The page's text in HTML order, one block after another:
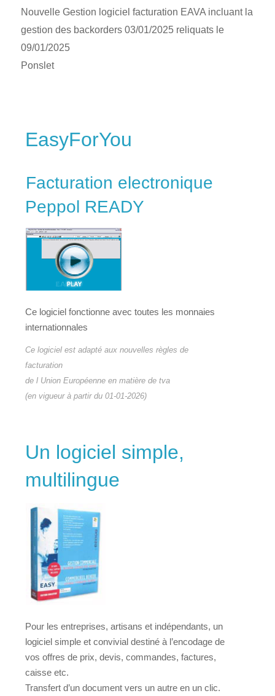
Nouvelle Gestion logiciel facturation EAVA incluant la
gestion des backorders 03/01/2025 reliquats le
09/01/2025
Ponslet
EasyForYou
Facturation electronique
Peppol READY
Ce logiciel fonctionne avec toutes les monnaies
internationnales
Ce logiciel est adapté aux nouvelles règles de
facturation
de l Union Européenne en matière de tva
(en vigueur à partir du 01-01-2026)
Un logiciel simple,
multilingue
Pour les entreprises, artisans et indépendants, un
logiciel simple et convivial destiné à l’encodage de
vos offres de prix, devis, commandes, factures,
caisse etc.
Transfert d’un document vers un autre en un clic.